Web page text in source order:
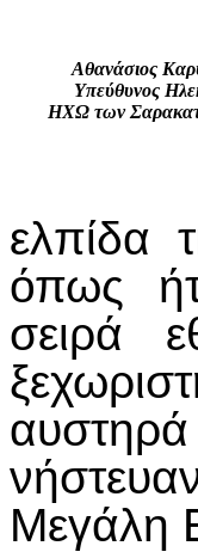
Αθανάσιος
Υπεύθυνος
ΗΧΩ των
ελπίδα
όπως
σειρά
Μεγάλη